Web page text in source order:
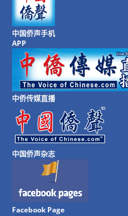
中国侨声手机
APP
中侨传媒直播
中国侨声杂志
Facebook Page